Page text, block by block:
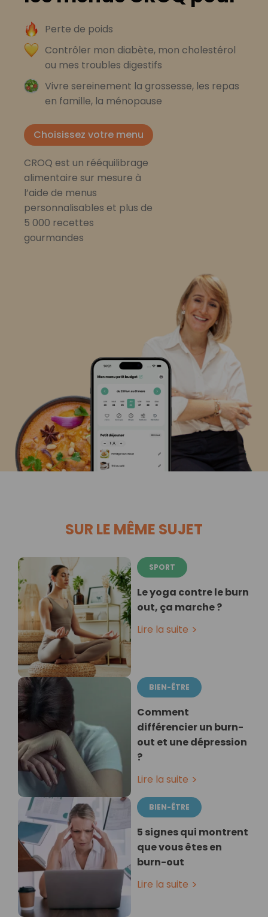
Perte de poids
Contrôler mon diabète, mon cholestérol
ou mes troubles digestifs
Vivre sereinement la grossesse, les repas
en famille, la ménopause
Choisissez votre menu
CROQ est un rééquilibrage
alimentaire sur mesure à
l’aide de menus
personnalisables et plus de
5 000 recettes
gourmandes
SUR LE MÊME SUJET
SPORT
Le yoga contre le burn
out, ça marche ?
Lire la suite
BIEN-ÊTRE
Comment
différencier un burn-
out et une dépression
?
Lire la suite
BIEN-ÊTRE
5 signes qui montrent
que vous êtes en
burn-out
Lire la suite